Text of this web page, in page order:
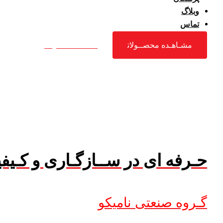
وبلاگ
تماس
مشـاهـده محصــولات
حـرفه ای در ســازگـاری و
گـروه صنعتی نامیکو